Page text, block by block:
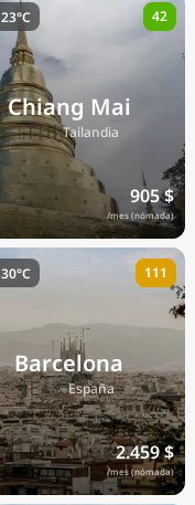
Chiang Mai
🇹🇭Tailandia
905 $
/mes (nómada)
23°C 42
Barcelona
🇪🇸España
2.459 $
/mes (nómada)
30°C 111